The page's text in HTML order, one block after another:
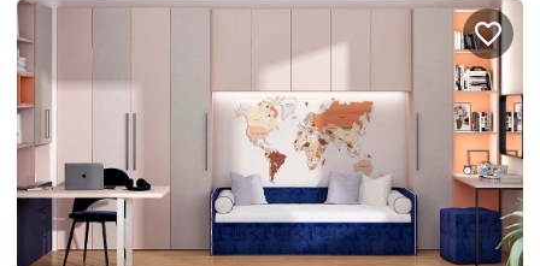
Москва и МО
Санкт-Петербург
Нижний Новгород